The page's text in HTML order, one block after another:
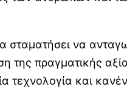
σταματήσει να
της πραγματικής
και